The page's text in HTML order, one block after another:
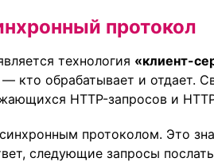
протокол
технология «клиент-
кто обрабатывает и отдает.
HTTP-запросов и
протоколом. Это
следующие запросы